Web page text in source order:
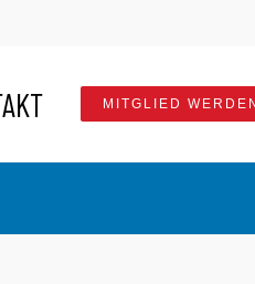
MITGLIED WERDEN